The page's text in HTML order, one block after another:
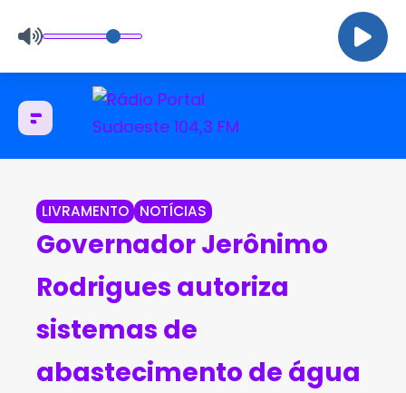
LIVRAMENTO NOTÍCIAS
Governador Jerônimo
Rodrigues autoriza
sistemas de
abastecimento de água